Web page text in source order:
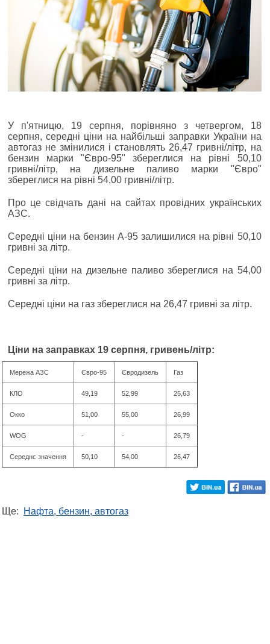
У п'ятницю, 19 серпня, порівняно з четвергом, 18
серпня, середні ціни на найбільші заправки України на
автогаз не змінилися і становлять 26,47 гривні/літр, на
бензин марки "Євро-95" збереглися на рівні 50,10
гривні/літр, на дизельне паливо марки "Євро"
збереглися на рівні 54,00 гривні/літр.
Про це свідчать дані на сайтах провідних українських
АЗС.
Середні ціни на бензин А-95 залишилися на рівні 50,10
гривні за літр.
Середні ціни на дизельне паливо збереглися на 54,00
гривні за літр.
Середні ціни на газ збереглися на 26,47 гривні за літр.
Ціни на заправках 19 серпня, гривень/літр:
Мережа АЗС Євро-95 Євродизель Газ
КЛО 49,19 52,99 25,63
Окко 51,00 55,00 26,99
WOG - - 26,79
Середнє значення 50,10 54,00 26,47
Ще: Нафта, бензин, автогаз